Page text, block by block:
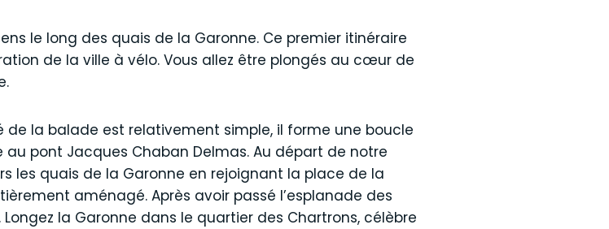
le long des quais de la Garonne. Ce premier itinéraire
de la ville à vélo. Vous allez être plongés au cœur de
la balade est relativement simple, il forme une boucle
au pont Jacques Chaban Delmas. Au départ de notre
les quais de la Garonne en rejoignant la place de la
aménagé. Après avoir passé l’esplanade des
la Garonne dans le quartier des Chartrons, célèbre